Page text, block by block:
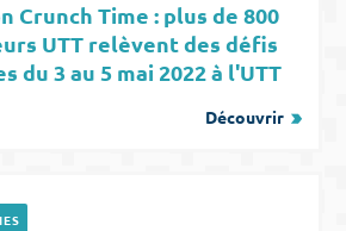
Crunch Time : plus de 800
UTT relèvent des défis
du 3 au 5 mai 2022 à l'UTT
Découvrir